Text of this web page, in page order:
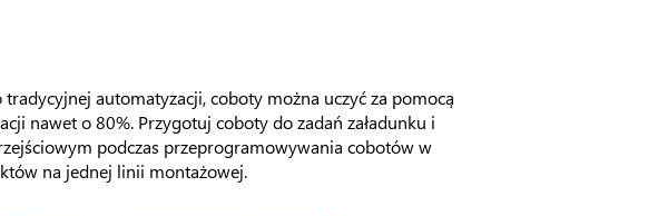
automatyzacji, coboty można uczyć za pomocą
nawet o 80%. Przygotuj coboty do zadań załadunku i
podczas przeprogramowywania cobotów w
na jednej linii montażowej.